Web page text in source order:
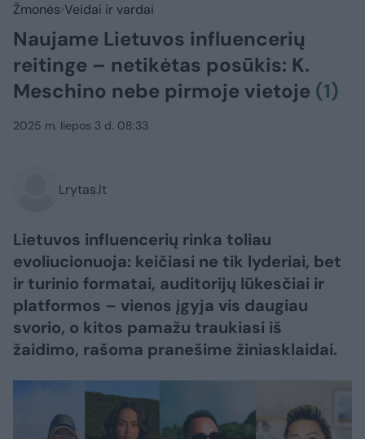
Žmonės Veidai ir vardai
Naujame Lietuvos influencerių
reitinge – netikėtas posūkis: K.
Meschino nebe pirmoje vietoje (1)
2025 m. liepos 3 d. 08:33
Lrytas.lt
Lietuvos influencerių rinka toliau
evoliucionuoja: keičiasi ne tik lyderiai, bet
ir turinio formatai, auditorijų lūkesčiai ir
platformos – vienos įgyja vis daugiau
svorio, o kitos pamažu traukiasi iš
žaidimo, rašoma pranešime žiniasklaidai.